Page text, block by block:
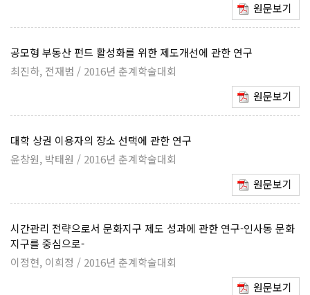
원문보기
공모형 부동산 펀드 활성화를 위한 제도개선에 관한 연구
최진하, 전재범 / 2016년 춘계학술대회
원문보기
대학 상권 이용자의 장소 선택에 관한 연구
윤창원, 박태원 / 2016년 춘계학술대회
원문보기
시간관리 전략으로서 문화지구 제도 성과에 관한 연구-인사동 문화
지구를 중심으로-
이정현, 이희정 / 2016년 춘계학술대회
원문보기